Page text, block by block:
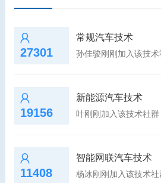
27301
常规汽车技术
孙佳骏刚刚加入该技术
19156
新能源汽车技术
叶刚刚加入该技术社群
11408
智能网联汽车技术
杨冰刚刚加入该技术社